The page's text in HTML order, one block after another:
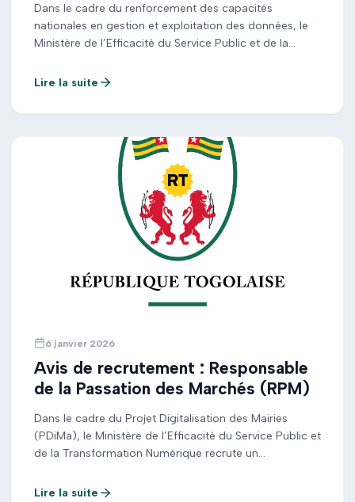
Dans le cadre du renforcement des capacités
nationales en gestion et exploitation des données, le
Ministère de l’Efficacité du Service Public et de la
candidatures pour le recrutement de deux (02) Data
Lomé pour soutenir le déploiement de projets […]
Lire la suite
6 janvier 2026
Avis de recrutement : Responsable
de la Passation des Marchés (RPM)
Dans le cadre du Projet Digitalisation des Mairies
(PDiMa), le Ministère de l’Efficacité du Service Public et
de la Transformation Numérique recrute un
son Unité de Gestion. Pour plus de détails, veuillez
Lire la suite